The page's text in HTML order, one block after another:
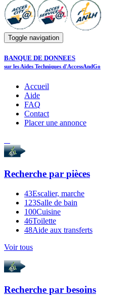
Toggle navigation
BANQUE DE DONNEES
sur les Aides Techniques d'AccessAndGo
Accueil
Aide
FAQ
Contact
Placer une annonce
Recherche par pièces
43Escalier, marche
123Salle de bain
100Cuisine
46Toilette
48Aide aux transferts
Voir tous
Recherche par besoins